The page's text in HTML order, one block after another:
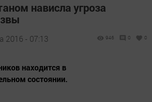
нависла угроза
2016 - 07:13 946 0 0
находится в
состоянии.